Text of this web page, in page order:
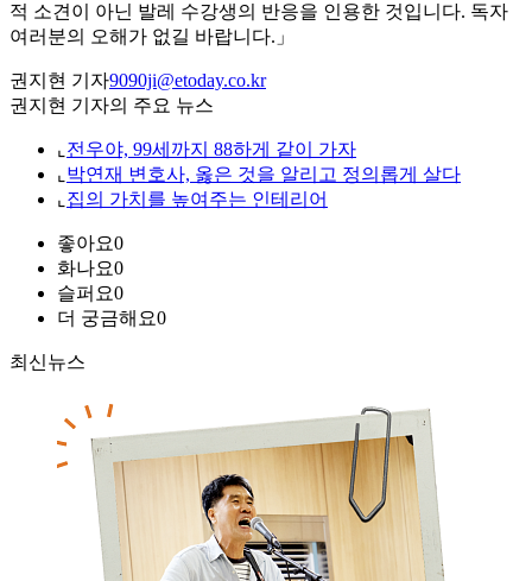
적 소견이 아닌 발레 수강생의 반응을 인용한 것입니다. 독자
여러분의 오해가 없길 바랍니다.」
권지현 기자9090ji@etoday.co.kr
권지현 기자의 주요 뉴스
⌞ 전우야, 99세까지 88하게 같이 가자
⌞ 박연재 변호사, 옳은 것을 알리고 정의롭게 살다
⌞ 집의 가치를 높여주는 인테리어
좋아요0
화나요0
슬퍼요0
더 궁금해요0
최신뉴스